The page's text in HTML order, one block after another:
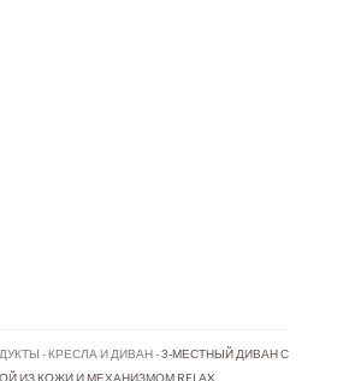
-КРЕСЛА И ДИВАН-3-МЕСТНЫЙ ДИВАН С
ИЗ КОЖИ И МЕХАНИЗМОМ RELAX